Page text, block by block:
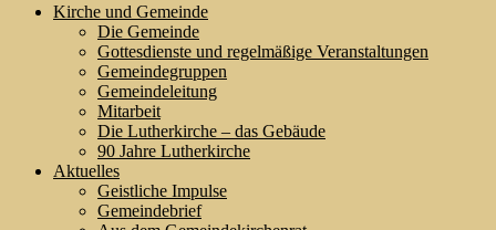
Kirche und Gemeinde
Die Gemeinde
Gottesdienste und regelmäßige Veranstaltungen
Gemeindegruppen
Gemeindeleitung
Mitarbeit
Die Lutherkirche – das Gebäude
90 Jahre Lutherkirche
Aktuelles
Geistliche Impulse
Gemeindebrief